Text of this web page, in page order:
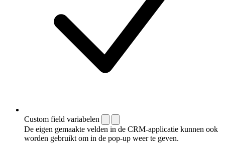
Custom field variabelen
De eigen gemaakte velden in de CRM-applicatie kunnen ook
worden gebruikt om in de pop-up weer te geven.